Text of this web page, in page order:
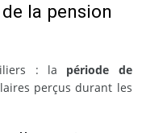
la pension
: la période de
perçus durant les